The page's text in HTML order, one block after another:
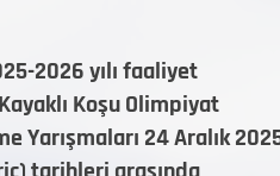
2026 yılı faaliyet
Koşu Olimpiyat
Yarışmaları 24 Aralık